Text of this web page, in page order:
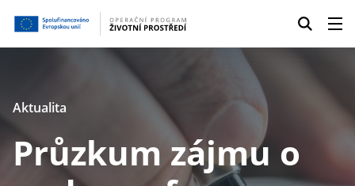
Aktualita
Průzkum zájmu o